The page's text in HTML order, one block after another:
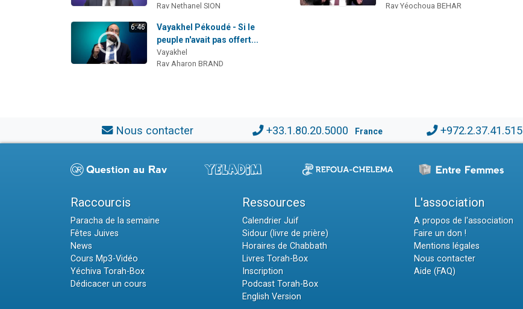
Rav Nethanel SION
Rav Yéochoua BEHAR
6:46
Vayakhel Pékoudé - Si le
peuple n'avait pas offert...
Vayakhel
Rav Aharon BRAND
Nous contacter +33.1.80.20.5000 France +972.2.37.41.515
Raccourcis
Paracha de la semaine
Fêtes Juives
News
Cours Mp3-Vidéo
Yéchiva Torah-Box
Dédicacer un cours
Ressources
Calendrier Juif
Sidour (livre de prière)
Horaires de Chabbath
Livres Torah-Box
Inscription
Podcast Torah-Box
English Version
L'association
A propos de l'association
Faire un don !
Mentions légales
Nous contacter
Aide (FAQ)